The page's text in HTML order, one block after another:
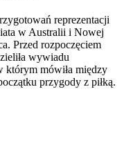
reprezentacji
w Australii i Nowej
Przed rozpoczęciem
wywiadu
którym mówiła między
przygody z piłką.